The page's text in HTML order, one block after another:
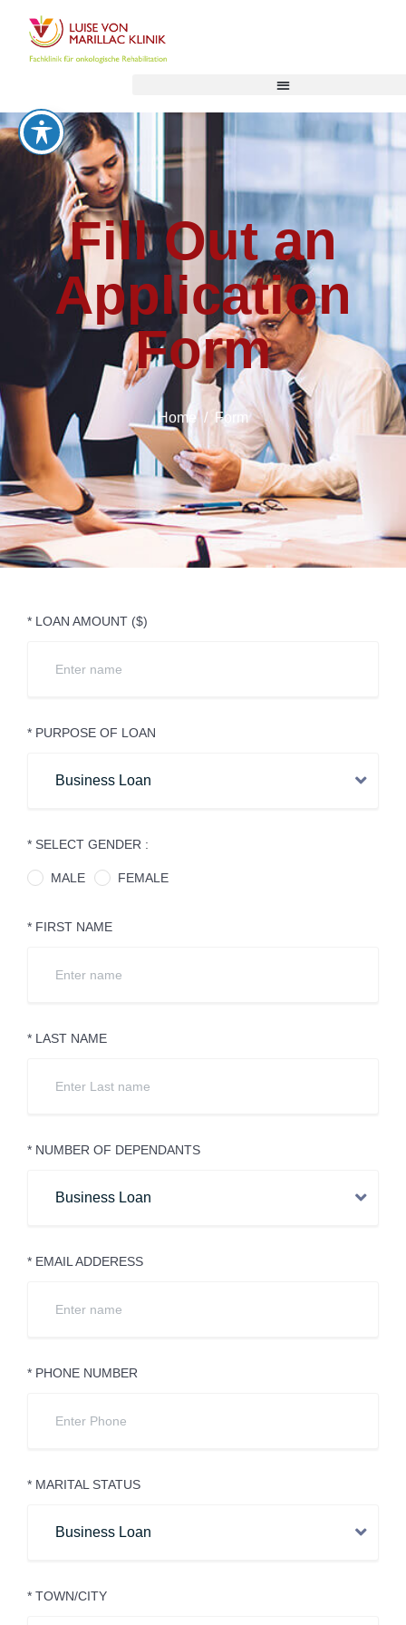
Fill Out an
Application
Form
Home Form
* LOAN AMOUNT ($)
* PURPOSE OF LOAN
* SELECT GENDER :
MALE FEMALE
* FIRST NAME
* LAST NAME
* NUMBER OF DEPENDANTS
* EMAIL ADDERESS
* PHONE NUMBER
* MARITAL STATUS
* TOWN/CITY